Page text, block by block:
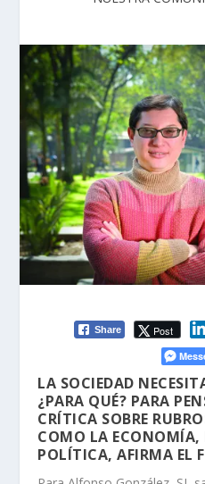
Share Post
LA SOCIEDAD
¿PARA QUÉ? PARA
CRÍTICA SOBRE
COMO LA
POLÍTICA, AFIRMA EL